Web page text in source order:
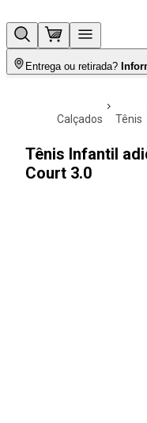
Entrega ou retirada?
calçados tênis
Tênis Infantil
Court 3.0